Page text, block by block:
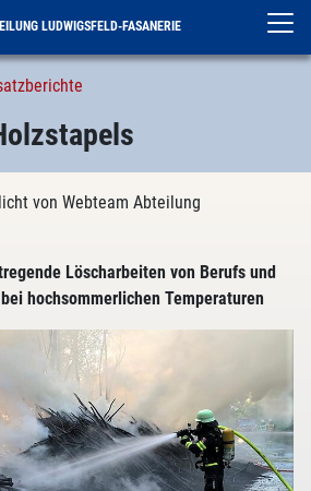
LUDWIGSFELD-FASANERIE
von Webteam Abteilung
Löscharbeiten von Berufs und
hochsommerlichen Temperaturen